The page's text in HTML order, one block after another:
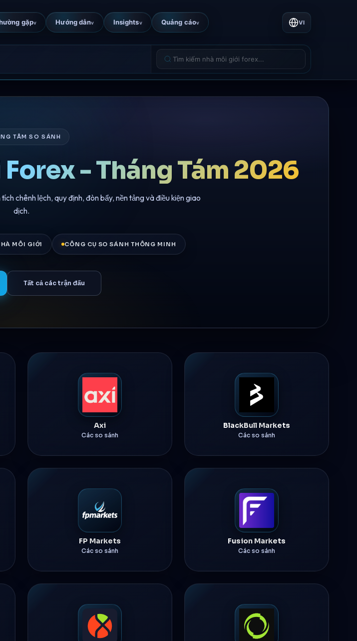
gặpv Hướng dẫnv Insightsv Quảng cáov VI
TÂM SO SÁNH
- Tháng Tám 2026
chênh lệch, quy định, đòn bẩy, nền tảng và điều kiện giao
dịch.
MÔI GIỚI CÔNG CỤ SO SÁNH THÔNG MINH
Tất cả các trận đấu
Axi
Các so sánh
BlackBull Markets
Các so sánh
FP Markets
Các so sánh
Fusion Markets
Các so sánh